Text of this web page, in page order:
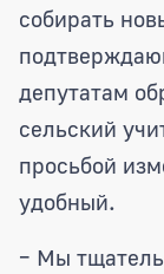
собирать
депутатам
сельский
просьбой
удобный.
– Мы